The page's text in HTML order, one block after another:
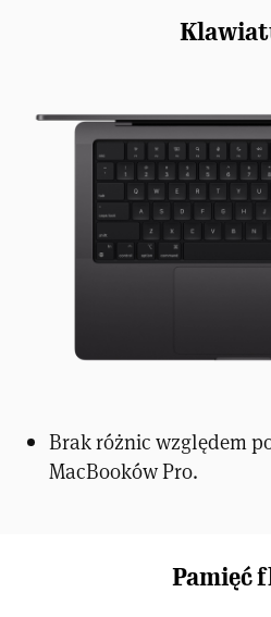
Brak różnic względem
MacBooków Pro.
Pamięć